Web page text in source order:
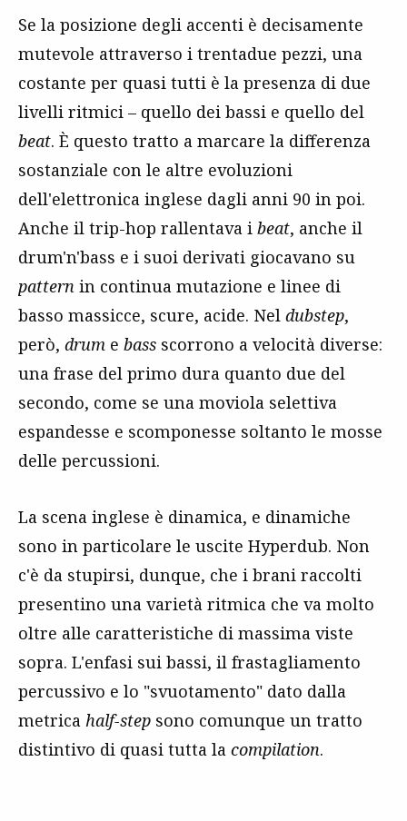
Se la posizione degli accenti è decisamente
mutevole attraverso i trentadue pezzi, una
costante per quasi tutti è la presenza di due
livelli ritmici – quello dei bassi e quello del
beat. È questo tratto a marcare la differenza
sostanziale con le altre evoluzioni
dell'elettronica inglese dagli anni 90 in poi.
Anche il trip-hop rallentava i beat, anche il
drum'n'bass e i suoi derivati giocavano su
pattern in continua mutazione e linee di
basso massicce, scure, acide. Nel dubstep,
però, drum e bass scorrono a velocità diverse:
una frase del primo dura quanto due del
secondo, come se una moviola selettiva
espandesse e scomponesse soltanto le mosse
delle percussioni.
La scena inglese è dinamica, e dinamiche
sono in particolare le uscite Hyperdub. Non
c'è da stupirsi, dunque, che i brani raccolti
presentino una varietà ritmica che va molto
oltre alle caratteristiche di massima viste
sopra. L'enfasi sui bassi, il frastagliamento
percussivo e lo "svuotamento" dato dalla
metrica half-step sono comunque un tratto
distintivo di quasi tutta la compilation.